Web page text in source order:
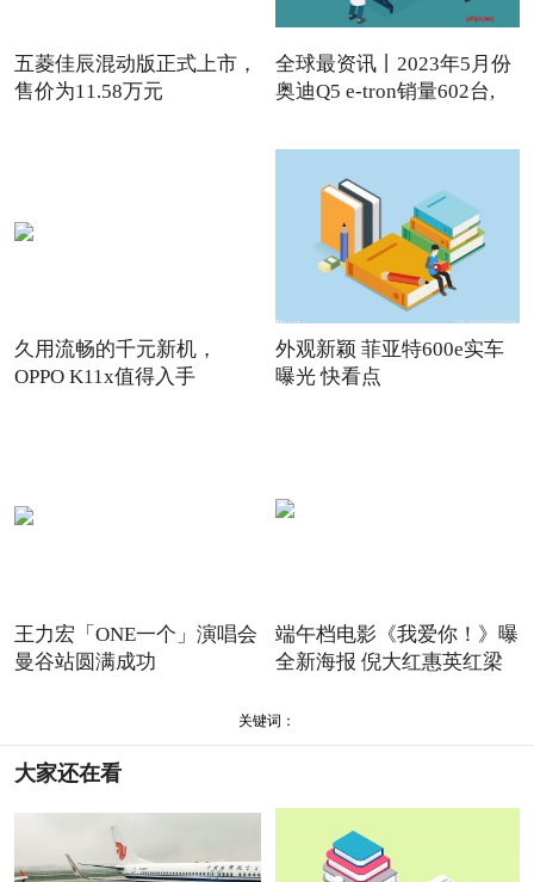
五菱佳辰混动版正式上市，
售价为11.58万元
全球最资讯丨2023年5月份
奥迪Q5 e-tron销量602台,
久用流畅的千元新机，
OPPO K11x值得入手
外观新颖 菲亚特600e实车
曝光 快看点
王力宏「ONE一个」演唱会
曼谷站圆满成功
端午档电影《我爱你！》曝
全新海报 倪大红惠英红梁
关键词：
大家还在看